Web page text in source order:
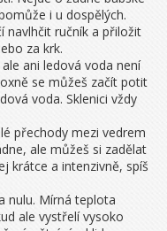
i u dospělých.
navlhčit ručník a přiložit
za krk.
ani ledová voda není
se můžeš začít potit
voda. Sklenici vždy
přechody mezi vedrem
ale můžeš si zadělat
krátce a intenzivně, spíš
nulu. Mírná teplota
ale vystřelí vysoko